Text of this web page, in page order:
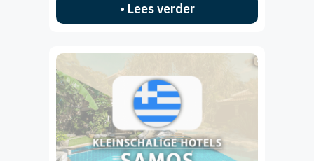
• Lees verder